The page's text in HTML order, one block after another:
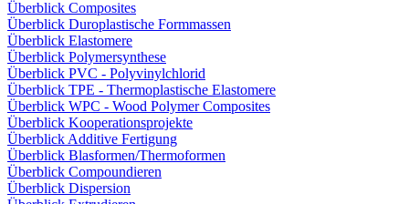
Überblick Composites
Überblick Duroplastische Formmassen
Überblick Elastomere
Überblick Polymersynthese
Überblick PVC - Polyvinylchlorid
Überblick TPE - Thermoplastische Elastomere
Überblick WPC - Wood Polymer Composites
Überblick Kooperationsprojekte
Überblick Additive Fertigung
Überblick Blasformen/Thermoformen
Überblick Compoundieren
Überblick Dispersion